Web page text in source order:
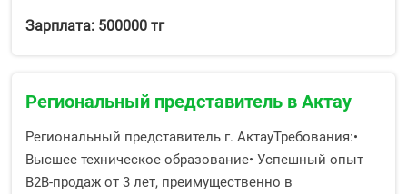
Зарплата: 500000 тг
Региональный представитель в Актау
Региональный представитель г. АктауТребования:•
Высшее техническое образование• Успешный опыт
B2B-продаж от 3 лет, преимущественно в